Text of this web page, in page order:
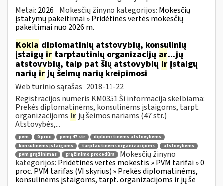
Metai: 2026 Mokesčių žinyno kategorijos: Mokesčių
įstatymų pakeitimai » Pridėtinės vertės mokesčių
pakeitimai nuo 2026 m.
Kokia diplomatinių atstovybių, konsulinių
įstaigų ir tarptautinių organizacijų ar...jų
atstovybių, taip pat šių atstovybiųir įstaigų
narių irjų šeimų narių kreipimosi
Web turinio sąrašas 2018-11-22
Registracijos numeris KM0351 Ši informacija skelbiama:
Prekės diplomatinėms, konsulinėms įstaigoms, tarpt.
organizacijoms ir jų šeimos nariams (47 str.)
Atstovybės,...
pvm 0 proc pvmį 47 str
diplomatinėms atstovybėms
konsulinėms įstaigoms
tarptautinėms organizacijoms
atstovybėms
pvm grąžinimas
grąžinimo procedūra
Mokesčių žinyno
kategorijos: Pridėtinės vertės mokestis » PVM tarifai » 0
proc. PVM tarifas (VI skyrius) » Prekės diplomatinėms,
konsulinėms įstaigoms, tarpt. organizacijoms ir jų še